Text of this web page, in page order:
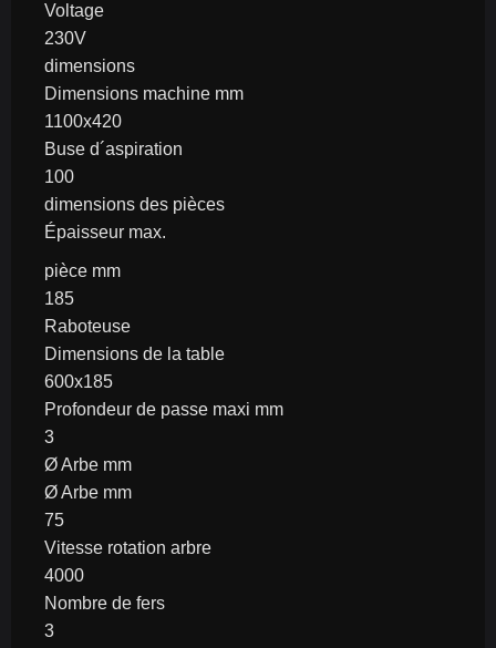
Voltage
230V
dimensions
Dimensions machine mm
1100x420
Buse d´aspiration
100
dimensions des pièces
Épaisseur max.
pièce mm
185
Raboteuse
Dimensions de la table
600x185
Profondeur de passe maxi mm
3
Ø Arbe mm
Ø Arbe mm
75
Vitesse rotation arbre
4000
Nombre de fers
3